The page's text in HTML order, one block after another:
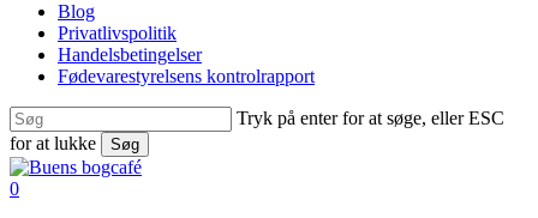
Blog
Privatlivspolitik
Handelsbetingelser
Fødevarestyrelsens kontrolrapport
Tryk på enter for at søge, eller ESC
for at lukke
Søg
Close
Search
search
0